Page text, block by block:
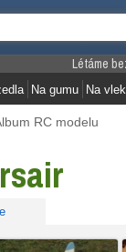
Létáme
Na gumu Na vlek
RC modelu